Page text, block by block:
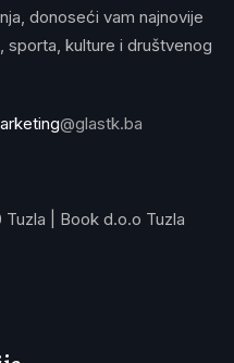
donoseći vam najnovije
kulture i društvenog
@glastk.ba
| Book d.o.o Tuzla